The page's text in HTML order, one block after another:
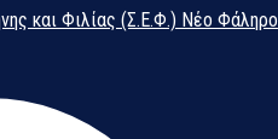
και Φιλίας (Σ.Ε.Φ.) Νέο Φάληρο